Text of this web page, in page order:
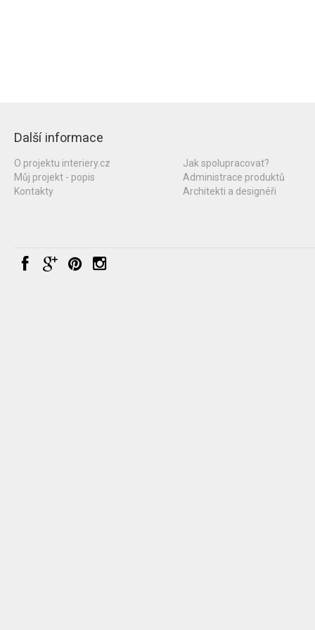
Další informace
O projektu interiery.cz
Můj projekt - popis
Kontakty
Jak spolupracovat?
Administrace produktů
Architekti a designéři